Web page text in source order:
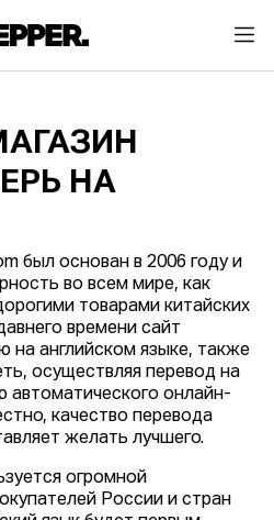
НА
был основан в 2006 году и
во всем мире, как
товарами китайских
времени сайт
на английском языке, также
осуществляя перевод на
автоматического онлайн-
качество перевода
желать лучшего.
огромной
России и стран